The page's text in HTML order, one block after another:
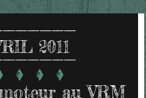
2011
au VRM